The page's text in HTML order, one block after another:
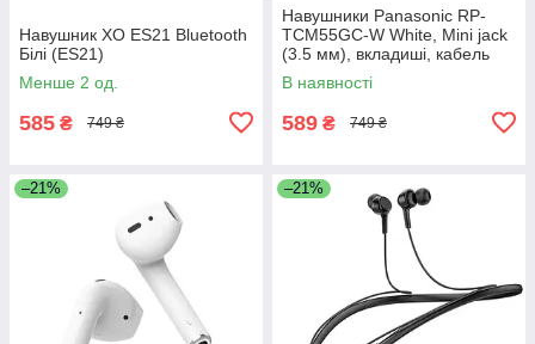
Навушник XO ES21 Bluetooth
Білі (ES21)
Менше 2 од.
585 ₴ 749 ₴
Навушники Panasonic RP-
TCM55GC-W White, Mini jack
(3.5 мм), вкладиші, кабель
1,1 м
В наявності
589 ₴ 749 ₴
–21% –21%